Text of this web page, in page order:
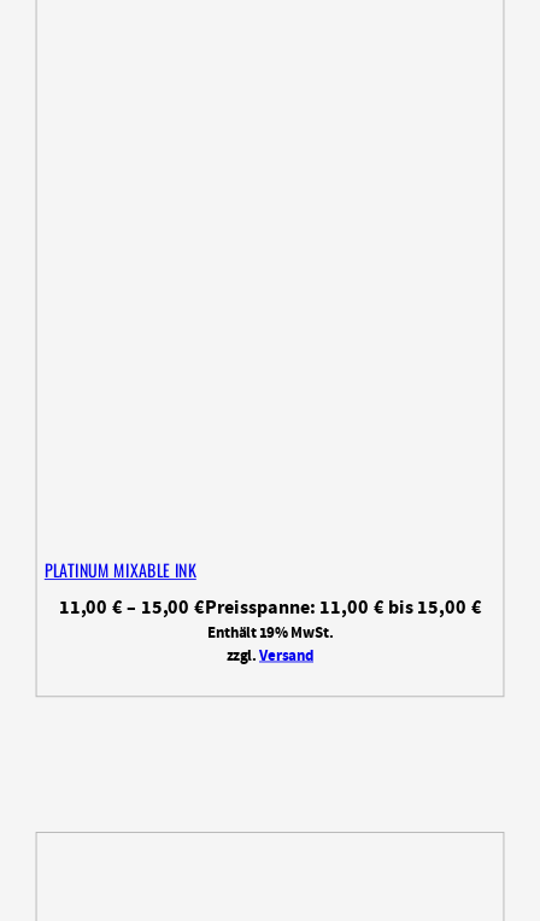
PLATINUM MIXABLE INK
11,00 €– 15,00 €Preisspanne: 11,00 € bis 15,00 €
Enthält 19% MwSt.
zzgl.Versand